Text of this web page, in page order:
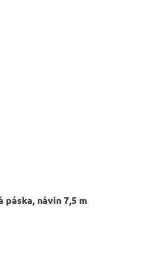
páska, návin 7,5 m